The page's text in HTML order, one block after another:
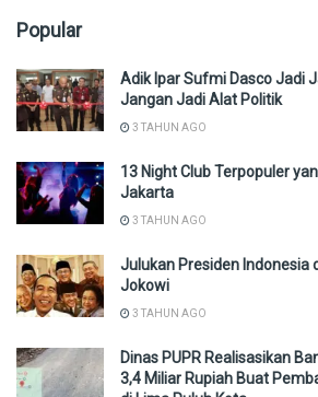
Popular
Adik Ipar Sufmi Dasco Jadi
Jangan Jadi Alat Politik
3 TAHUN AGO
13 Night Club Terpopuler
Jakarta
3 TAHUN AGO
Julukan Presiden Indonesia
Jokowi
3 TAHUN AGO
Dinas PUPR Realisasikan
3,4 Miliar Rupiah Buat